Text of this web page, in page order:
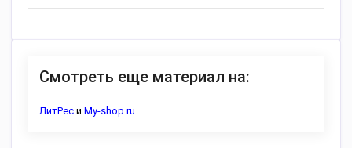
Смотреть еще материал на:
ЛитРес и My-shop.ru